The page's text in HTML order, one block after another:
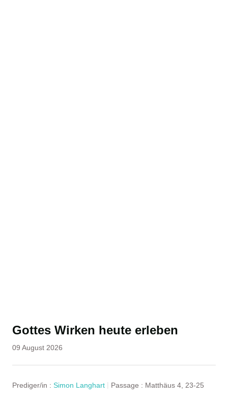
Gottes Wirken heute erleben
09 August 2026
Prediger/in : Simon Langhart Passage : Matthäus 4, 23-25